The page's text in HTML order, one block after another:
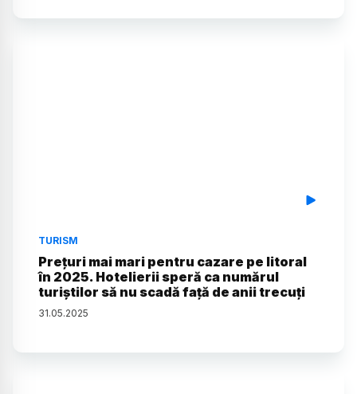
TURISM
Prețuri mai mari pentru cazare pe litoral
în 2025. Hotelierii speră ca numărul
turiștilor să nu scadă față de anii trecuți
31.05.2025